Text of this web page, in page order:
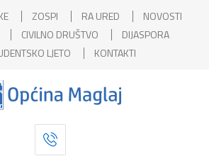
ZOSPI RA URED
NOVOSTI
CIVILNO DRUŠTVO
DIJASPORA
LJETO
KONTAKTI